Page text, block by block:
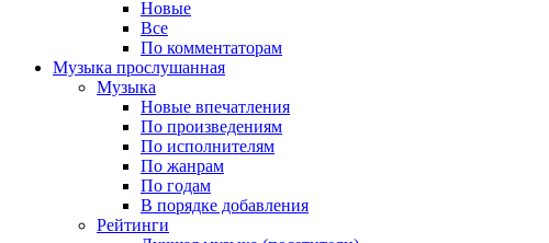
Новые
Все
По комментаторам
Музыка прослушанная
Музыка
Новые впечатления
По произведениям
По исполнителям
По жанрам
По годам
В порядке добавления
Рейтинги